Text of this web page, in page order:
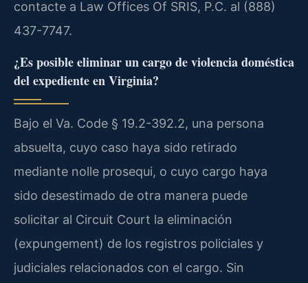
contacte a Law Offices Of SRIS, P.C. al (888)
437-7747.
¿Es posible eliminar un cargo de violencia doméstica
del expediente en Virginia?
Bajo el Va. Code § 19.2-392.2, una persona
absuelta, cuyo caso haya sido retirado
mediante nolle prosequi, o cuyo cargo haya
sido desestimado de otra manera puede
solicitar al Circuit Court la eliminación
(expungement) de los registros policiales y
judiciales relacionados con el cargo. Sin